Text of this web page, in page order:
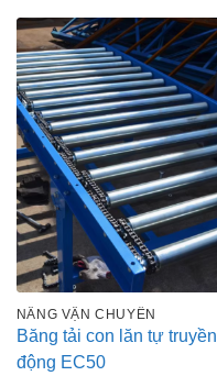
NÂNG VẬN CHUYỂN
Băng tải con lăn tự truyền
động EC50